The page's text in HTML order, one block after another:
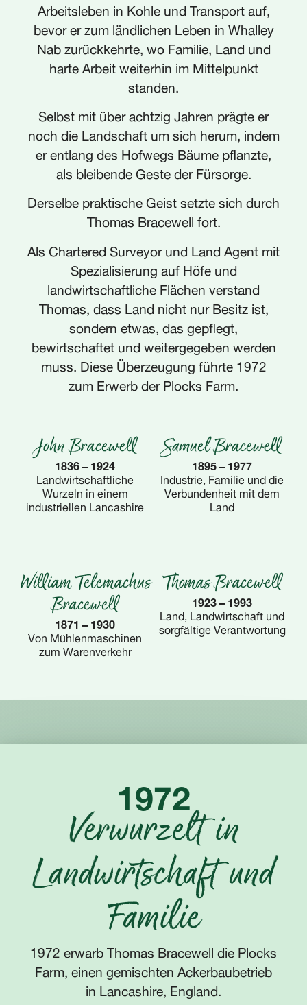
Arbeitsleben in Kohle und Transport auf,
bevor er zum ländlichen Leben in Whalley
Nab zurückkehrte, wo Familie, Land und
harte Arbeit weiterhin im Mittelpunkt
standen.
Selbst mit über achtzig Jahren prägte er
noch die Landschaft um sich herum, indem
er entlang des Hofwegs Bäume pflanzte,
als bleibende Geste der Fürsorge.
Derselbe praktische Geist setzte sich durch
Thomas Bracewell fort.
Als Chartered Surveyor und Land Agent mit
Spezialisierung auf Höfe und
landwirtschaftliche Flächen verstand
Thomas, dass Land nicht nur Besitz ist,
sondern etwas, das gepflegt,
bewirtschaftet und weitergegeben werden
muss. Diese Überzeugung führte 1972
zum Erwerb der Plocks Farm.
John Bracewell
1836 – 1924
Landwirtschaftliche
Wurzeln in einem
industriellen Lancashire
William Telemachus
Bracewell
1871 – 1930
Von Mühlenmaschinen
zum Warenverkehr
Samuel Bracewell
1895 – 1977
Industrie, Familie und die
Verbundenheit mit dem
Land
Thomas Bracewell
1923 – 1993
Land, Landwirtschaft und
sorgfältige Verantwortung
1972
Verwurzelt in
Landwirtschaft und
Familie
1972 erwarb Thomas Bracewell die Plocks
Farm, einen gemischten Ackerbaubetrieb
in Lancashire, England.